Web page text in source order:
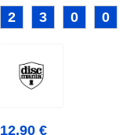
2 3 0 0
12,90 €